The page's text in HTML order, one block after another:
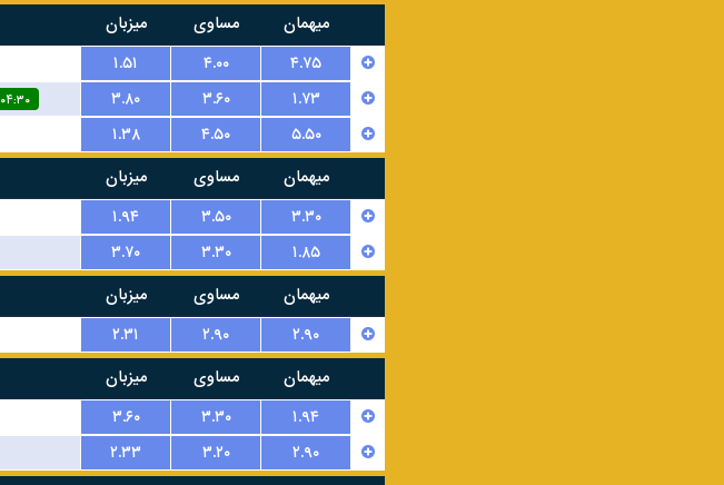
میزبان مساوی
میهمان
۱.۵۱ ۴.۰۰
۴.۷۵
۰۴:۳۰ ۳.۸۰ ۳.۶۰
۱.۷۳
۱.۳۸ ۴.۵۰
۵.۵۰
میزبان مساوی
میهمان
۱.۹۴ ۳.۵۰
۳.۳۰
۳.۷۰ ۳.۳۰
۱.۸۵
میزبان مساوی
میهمان
۲.۳۱ ۲.۹۰
۲.۹۰
میزبان مساوی
میهمان
۳.۶۰ ۳.۳۰
۱.۹۴
۲.۳۳ ۳.۲۰
۲.۹۰